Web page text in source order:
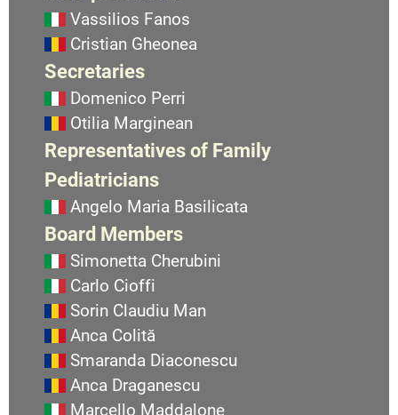
Vassilios Fanos
Cristian Gheonea
Secretaries
Domenico Perri
Otilia Marginean
Representatives of Family
Pediatricians
Angelo Maria Basilicata
Board Members
Simonetta Cherubini
Carlo Cioffi
Sorin Claudiu Man
Anca Colită
Smaranda Diaconescu
Anca Draganescu
Marcello Maddalone